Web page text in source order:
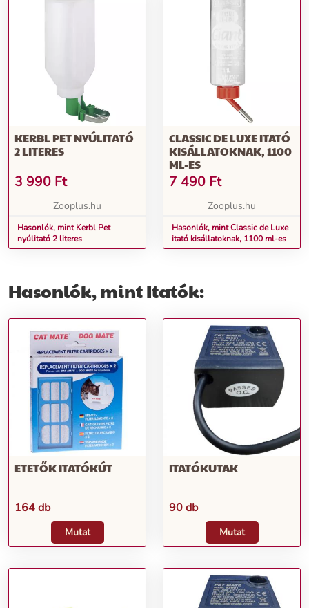
KERBL PET NYÚLITATÓ
2 LITERES
3 990 Ft
Zooplus.hu
Hasonlók, mint Kerbl Pet
nyúlitató 2 literes
CLASSIC DE LUXE ITATÓ
KISÁLLATOKNAK, 1100
ML-ES
7 490 Ft
Zooplus.hu
Hasonlók, mint Classic de Luxe
itató kisállatoknak, 1100 ml-es
Hasonlók, mint Itatók:
ETETŐK ITATÓKÚT
164 db
Mutat
ITATÓKUTAK
90 db
Mutat